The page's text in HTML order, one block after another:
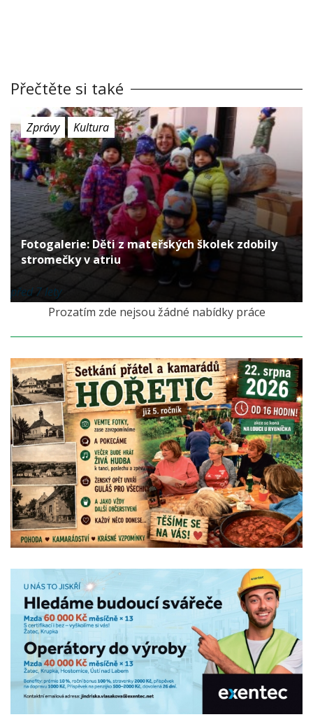
Přečtěte si také
Zprávy Kultura
Fotogalerie: Děti z mateřských školek zdobily
stromečky v atriu
před 7 lety
Prozatím zde nejsou žádné nabídky práce